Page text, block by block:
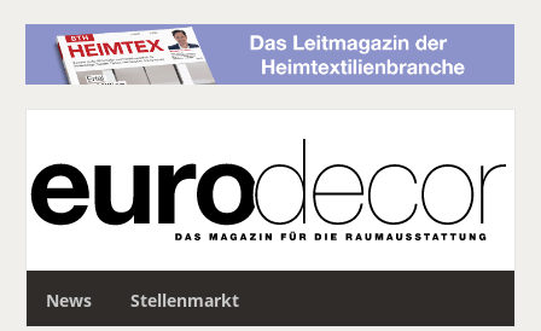
News Stellenmarkt